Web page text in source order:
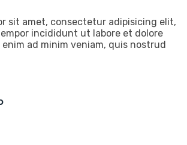
sit amet, consectetur adipisicing elit,
incididunt ut labore et dolore
ad minim veniam, quis nostrud